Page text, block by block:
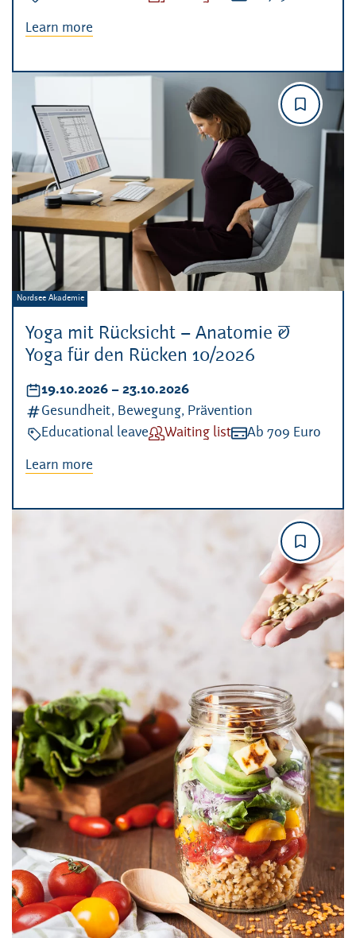
Learn more
Yoga mit Rücksicht – Anatomie &
Yoga für den Rücken 10/2026
Veranstalter:
Nordsee Akademie
Datum:
19.10.2026 – bis
23.10.2026
Kategorien:
Gesundheit, Bewegung, Prävention
Veranstaltungsart:
Educational leaveVerfügbarkeit:
Waiting listKosten:
Ab 709 Euro
Learn more